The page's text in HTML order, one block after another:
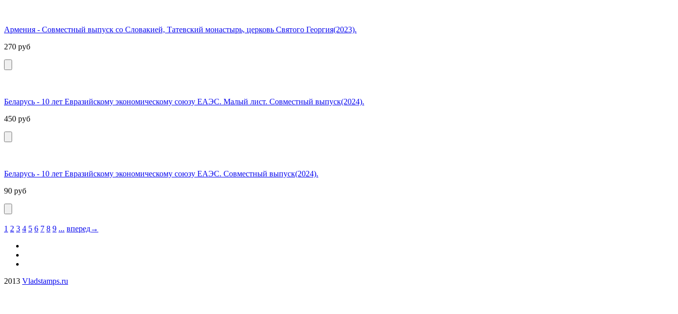
Армения - Совместный выпуск со Словакией, Татевский монастырь, церковь Святого Георгия(2023).
270 руб
Беларусь - 10 лет Евразийскому экономическому союзу ЕАЭС. Малый лист. Совместный выпуск(2024).
450 руб
Беларусь - 10 лет Евразийскому экономическому союзу ЕАЭС. Совместный выпуск(2024).
90 руб
1 2 3 4 5 6 7 8 9 ... вперед→
2013 Vladstamps.ru